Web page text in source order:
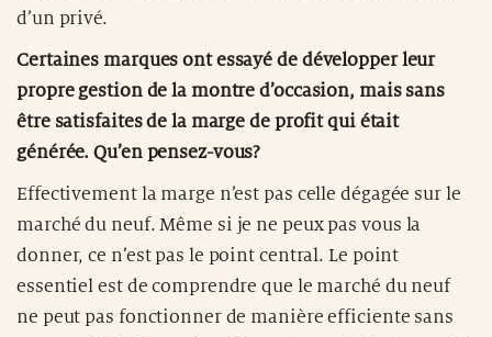
d’un privé.
Certaines marques ont essayé de développer leur
propre gestion de la montre d’occasion, mais sans
être satisfaites de la marge de profit qui était
générée. Qu’en pensez-vous?
Effectivement la marge n’est pas celle dégagée sur le
marché du neuf. Même si je ne peux pas vous la
donner, ce n’est pas le point central. Le point
essentiel est de comprendre que le marché du neuf
ne peut pas fonctionner de manière efficiente sans